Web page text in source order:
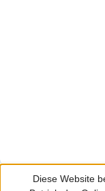
Diese Website